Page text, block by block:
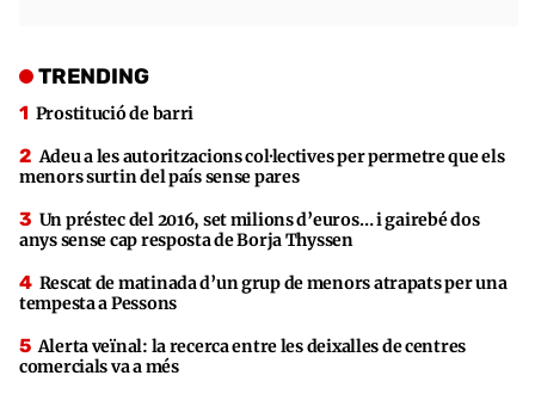
TRENDING
Prostitució de barri
Adeu a les autoritzacions col·lectives per permetre que els
menors surtin del país sense pares
Un préstec del 2016, set milions d’euros… i gairebé dos
anys sense cap resposta de Borja Thyssen
Rescat de matinada d’un grup de menors atrapats per una
tempesta a Pessons
Alerta veïnal: la recerca entre les deixalles de centres
comercials va a més